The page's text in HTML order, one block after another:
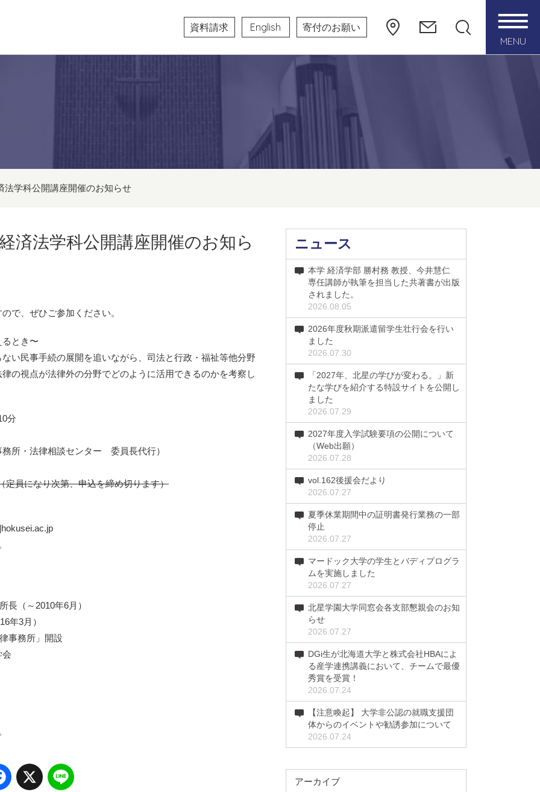
資料請求 English
寄付のお願い
MENU
法学科公開講座開催のお知らせ
済法学科公開講座開催のお知ら
で、ぜひご参加ください。
とき〜
い民事手続の展開を追いながら、司法と行政・福祉等他分野
の視点が法律外の分野でどのように活用できるのかを考察し
分
所・法律相談センター 委員長代行）
定員になり次第、申込を締め切ります）
（～2010年6月）
年3月）
事務所」開設
Facebook
X
ニュース
本学 経済学部 勝村務 教授、今井慧仁
専任講師が執筆を担当した共著書が出版
されました。
2026.08.05
2026年度秋期派遣留学生壮行会を行い
ました
2026.07.30
「2027年、北星の学びが変わる。」新
たな学びを紹介する特設サイトを公開し
ました
2026.07.29
2027年度入学試験要項の公開について
（Web出願）
2026.07.28
vol.162後援会だより
2026.07.27
夏季休業期間中の証明書発行業務の一部
停止
2026.07.27
マードック大学の学生とバディプログラ
ムを実施しました
2026.07.27
北星学園大学同窓会各支部懇親会のお知
らせ
2026.07.27
DGi生が北海道大学と株式会社HBAによ
る産学連携講義において、チームで最優
秀賞を受賞！
2026.07.24
【注意喚起】 大学非公認の就職支援団
体からのイベントや勧誘参加について
2026.07.24
アーカイブ